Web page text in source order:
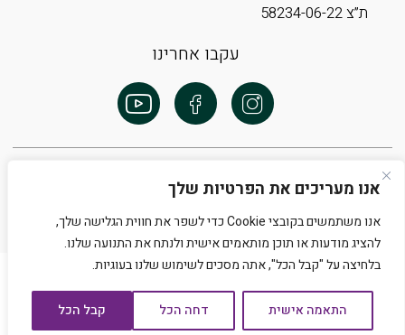
אנו מעריכים את הפרטיות שלך
אנו משתמשים בקובצי Cookie כדי לשפר את חווית הגלישה שלך,
להציג מודעות או תוכן מותאמים אישית ולנתח את התנועה שלנו.
בלחיצה על "קבל הכל", אתה מסכים לשימוש שלנו בעוגיות.
התאמה אישית דחה הכל קבל הכל
ת”צ 58234-06-22
עקבו אחרינו
Developed by Matat Technologies LTD
Back top top